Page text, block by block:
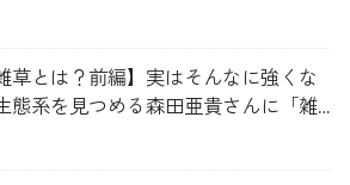
草とは？前編】実はそんなに強くな
態系を見つめる森田亜貴さんに「雑